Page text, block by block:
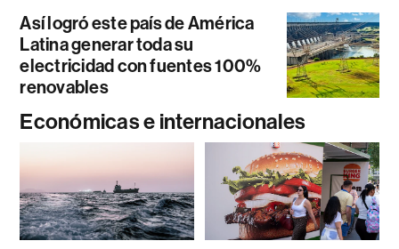
Así logró este país de América
Latina generar toda su
electricidad con fuentes 100%
renovables
Económicas e internacionales